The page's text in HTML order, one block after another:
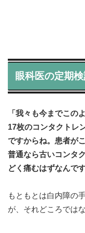
眼科医の定期
「我々も今までこの
17枚のコンタクトレ
ですからね。 患者が
普通なら古いコンタ
どく痛むはずなんです
もともとは白内障の
が、それどころでは